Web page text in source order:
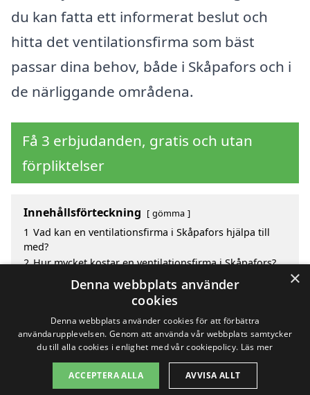
du kan fatta ett informerat beslut och
hitta det ventilationsfirma som bäst
passar dina behov, både i Skåpafors och i
de närliggande områdena.
Få 3 erbjudanden, gratis och utan
förpliktelser
Innehållsförteckning gömma
1 Vad kan en ventilationsfirma i Skåpafors hjälpa till
med?
2 Hur mycket kostar en ventilationsfirma i Skåpafors?
Fördelar med att välja ventilationsfirma i Skåpafors
Sök efter en skicklig ventilationsfirma i de omgivande
Copyright 2026 - Pilanto Aps
×
Denna webbplats använder
cookies
Denna webbplats använder cookies för att förbättra
användarupplevelsen. Genom att använda vår webbplats samtycker
du till alla cookies i enlighet med vår cookiepolicy. Läs mer
ACCEPTERA ALLA AVVISA ALLT